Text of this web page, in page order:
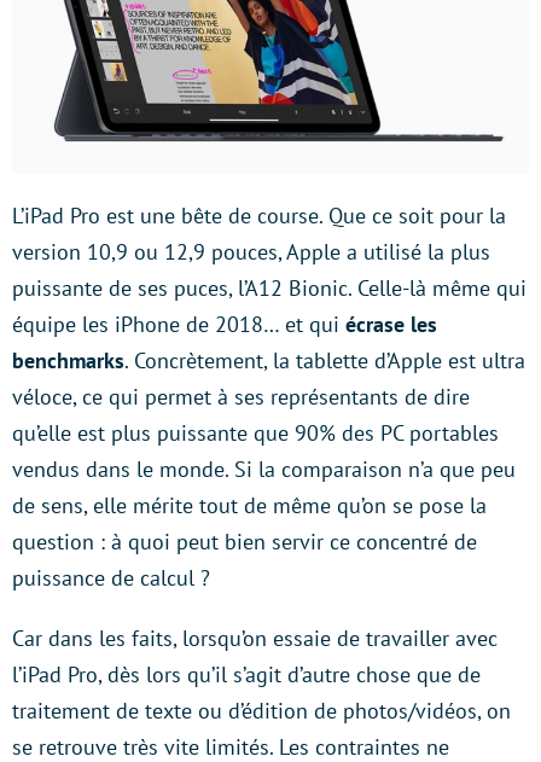
L’iPad Pro est une bête de course. Que ce soit pour la
version 10,9 ou 12,9 pouces, Apple a utilisé la plus
puissante de ses puces, l’A12 Bionic. Celle-là même qui
équipe les iPhone de 2018… et qui écrase les
benchmarks. Concrètement, la tablette d’Apple est ultra
véloce, ce qui permet à ses représentants de dire
qu’elle est plus puissante que 90% des PC portables
vendus dans le monde. Si la comparaison n’a que peu
de sens, elle mérite tout de même qu’on se pose la
question : à quoi peut bien servir ce concentré de
puissance de calcul ?
Car dans les faits, lorsqu’on essaie de travailler avec
l’iPad Pro, dès lors qu’il s’agit d’autre chose que de
traitement de texte ou d’édition de photos/vidéos, on
se retrouve très vite limités. Les contraintes ne